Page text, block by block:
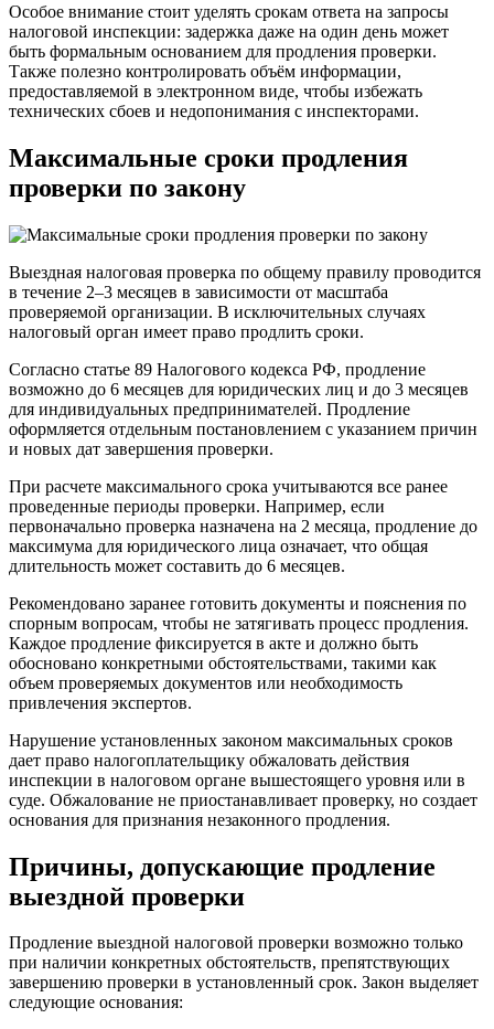
Особое внимание стоит уделять срокам ответа на запросы
налоговой инспекции: задержка даже на один день может
быть формальным основанием для продления проверки.
Также полезно контролировать объём информации,
предоставляемой в электронном виде, чтобы избежать
технических сбоев и недопонимания с инспекторами.
Максимальные сроки продления
проверки по закону
Выездная налоговая проверка по общему правилу проводится
в течение 2–3 месяцев в зависимости от масштаба
проверяемой организации. В исключительных случаях
налоговый орган имеет право продлить сроки.
Согласно статье 89 Налогового кодекса РФ, продление
возможно до 6 месяцев для юридических лиц и до 3 месяцев
для индивидуальных предпринимателей. Продление
оформляется отдельным постановлением с указанием причин
и новых дат завершения проверки.
При расчете максимального срока учитываются все ранее
проведенные периоды проверки. Например, если
первоначально проверка назначена на 2 месяца, продление до
максимума для юридического лица означает, что общая
длительность может составить до 6 месяцев.
Рекомендовано заранее готовить документы и пояснения по
спорным вопросам, чтобы не затягивать процесс продления.
Каждое продление фиксируется в акте и должно быть
обосновано конкретными обстоятельствами, такими как
объем проверяемых документов или необходимость
привлечения экспертов.
Нарушение установленных законом максимальных сроков
дает право налогоплательщику обжаловать действия
инспекции в налоговом органе вышестоящего уровня или в
суде. Обжалование не приостанавливает проверку, но создает
основания для признания незаконного продления.
Причины, допускающие продление
выездной проверки
Продление выездной налоговой проверки возможно только
при наличии конкретных обстоятельств, препятствующих
завершению проверки в установленный срок. Закон выделяет
следующие основания: